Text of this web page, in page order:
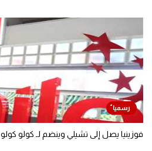
فوزينيا يصل إلى تشيلي وينضم لـ كولو كولو